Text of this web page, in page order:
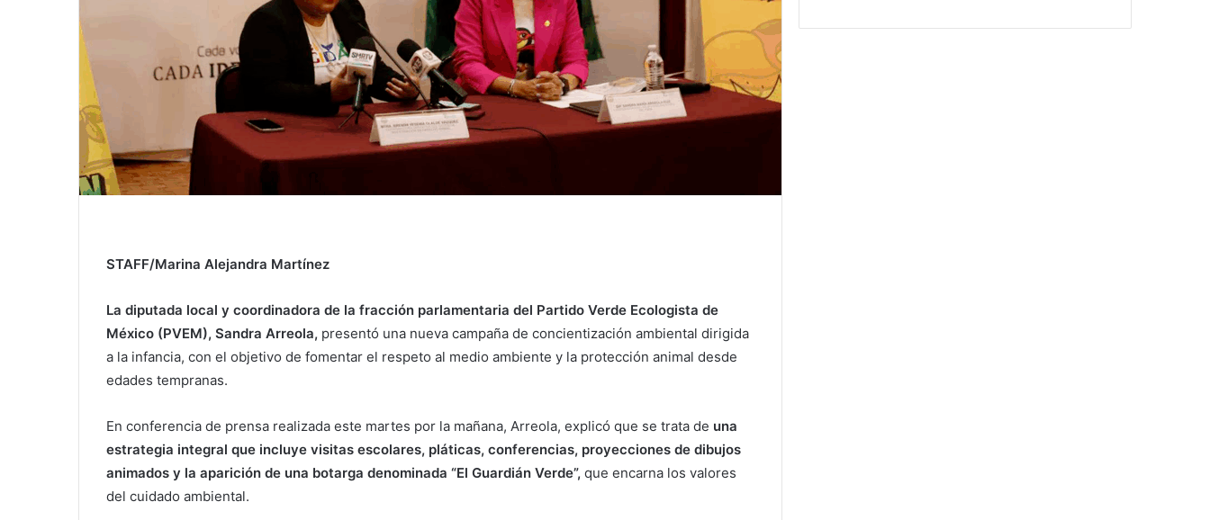
STAFF/Marina Alejandra Martínez
La diputada local y coordinadora de la fracción parlamentaria del Partido Verde Ecologista de
México (PVEM), Sandra Arreola, presentó una nueva campaña de concientización ambiental dirigida
a la infancia, con el objetivo de fomentar el respeto al medio ambiente y la protección animal desde
edades tempranas.
En conferencia de prensa realizada este martes por la mañana, Arreola, explicó que se trata de una
estrategia integral que incluye visitas escolares, pláticas, conferencias, proyecciones de dibujos
animados y la aparición de una botarga denominada “El Guardián Verde”, que encarna los valores
del cuidado ambiental.